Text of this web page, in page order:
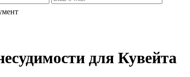
для Кувейта